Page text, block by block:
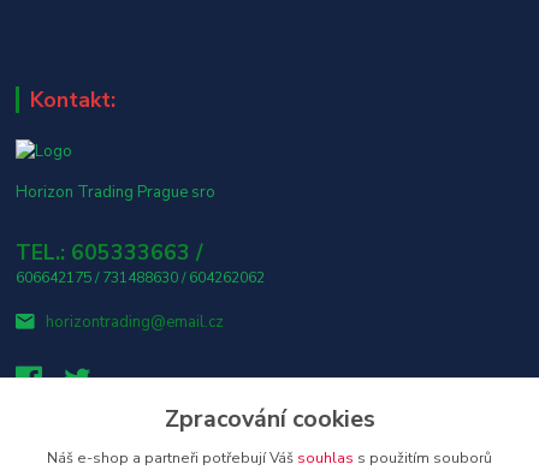
Kontakt:
Horizon Trading Prague sro
TEL.: 605333663 /
606642175 / 731488630 / 604262062
horizontrading@email.cz
Zpracování cookies
Náš e-shop a partneři potřebují Váš souhlas s použitím souborů